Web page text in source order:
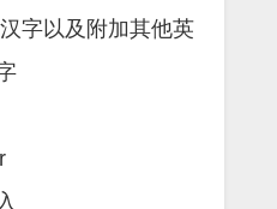
字以及附加其他英